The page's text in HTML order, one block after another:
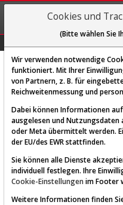
Diese
AKTIEN-
Cookies und
(Bitte wählen Sie
Wir verwenden notwendige
funktioniert. Mit Ihrer
von Partnern, z. B. für
Reichweitenmessung und
Dabei können Informationen
ausgelesen und
oder Meta übermittelt werden.
der EU/des EWR stattfinden.
Sie können alle Dienste
individuell festlegen. Ihre
Cookie-Einstellungen im Footer
Weitere Informationen finden